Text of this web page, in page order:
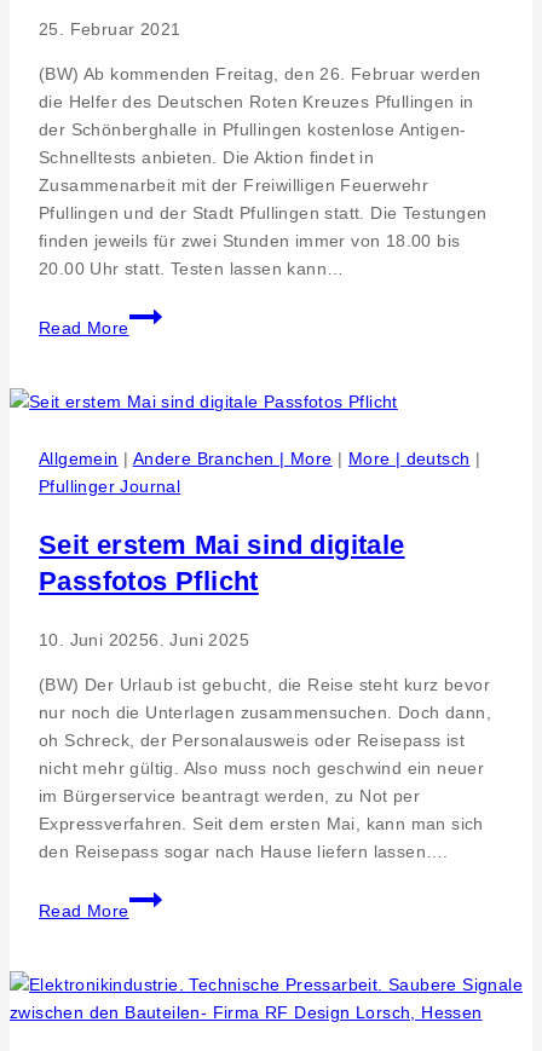
Services
GmbH
25. Februar 2021
(BW) Ab kommenden Freitag, den 26. Februar werden
die Helfer des Deutschen Roten Kreuzes Pfullingen in
der Schönberghalle in Pfullingen kostenlose Antigen-
Schnelltests anbieten. Die Aktion findet in
Zusammenarbeit mit der Freiwilligen Feuerwehr
Pfullingen und der Stadt Pfullingen statt. Die Testungen
finden jeweils für zwei Stunden immer von 18.00 bis
20.00 Uhr statt. Testen lassen kann…
Read More
Schnelltestzentrum
in
Allgemein | Andere Branchen | More | More | deutsch |
Pfullinger Journal
Seit erstem Mai sind digitale
Passfotos Pflicht
10. Juni 20256. Juni 2025
(BW) Der Urlaub ist gebucht, die Reise steht kurz bevor
nur noch die Unterlagen zusammensuchen. Doch dann,
oh Schreck, der Personalausweis oder Reisepass ist
nicht mehr gültig. Also muss noch geschwind ein neuer
im Bürgerservice beantragt werden, zu Not per
Expressverfahren. Seit dem ersten Mai, kann man sich
den Reisepass sogar nach Hause liefern lassen….
Read More
Seit
erstem
sind
digitale